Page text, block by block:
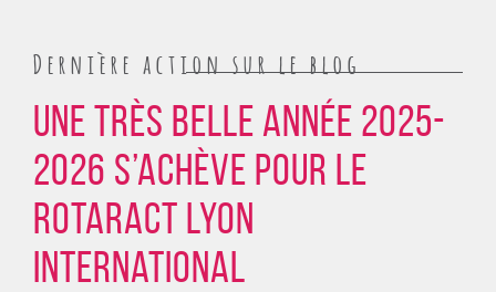
Dernière action sur le blog
Une très belle année 2025-
2026 s’achève pour le
Rotaract Lyon
International